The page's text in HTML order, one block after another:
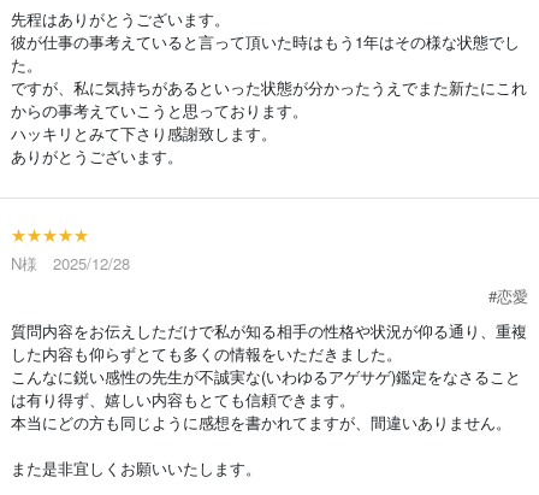
先程はありがとうございます。
彼が仕事の事考えていると言って頂いた時はもう1年はその様な状態でし
た。
ですが、私に気持ちがあるといった状態が分かったうえでまた新たにこれ
からの事考えていこうと思っております。
ハッキリとみて下さり感謝致します。
ありがとうございます。
★★★★★
N様 2025/12/28
#恋愛
質問内容をお伝えしただけで私が知る相手の性格や状況が仰る通り、重複
した内容も仰らずとても多くの情報をいただきました。
こんなに鋭い感性の先生が不誠実な(いわゆるアゲサゲ)鑑定をなさること
は有り得ず、嬉しい内容もとても信頼できます。
本当にどの方も同じように感想を書かれてますが、間違いありません。
また是非宜しくお願いいたします。